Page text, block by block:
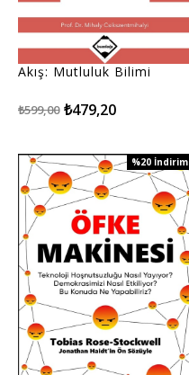
Akış: Mutluluk Bilimi
₺479,20
₺599,00
%20 İndirim
%20İndirim